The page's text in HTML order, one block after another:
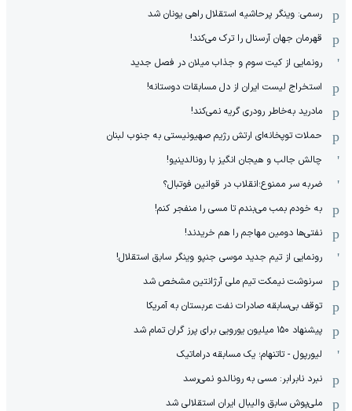
رسمی: وینگر پرحاشیه استقلال راهی یونان شد
قهرمان جهان آرسنال را ترک می‌کند!
رونمایی از کیت سوم و جذاب میلان در فصل جدید
استخراج لیست ایران از دل مسابقات دوستانه!
مادرید به‌خاطر رودری گریه نمی‌کند!
حملات توپخانه‌ای ارتش رژیم صهیونیستی به جنوب لبنان
چالش جالب و هیجان انگیز با رونالدینیو!
ضربه سر ممنوع؛انقلاب در قوانین فوتبال؟
به خودم بمب می‌بندم تا مسی را منفجر کنم!
نفتی‌ها دومین مهاجم را هم خریدند!
رونمایی از تیم جدید موسی جنپو وینگر سابق استقلال!
سرنوشت نیمکت تیم ملی آرژانتین مشخص شد
توقف بی‌سابقه صادرات نفت عربستان به آمریکا
پیشنهاد ۱۵۰ میلیون یورویی برای پرز گران تمام شد
لیورپول - تاتنهام؛ یک مسابقه دراماتیک
نبرد نابرابر: مسی به رونالدو نمی‌رسد
ملی‌پوش سابق والیبال ایران استقلالی شد